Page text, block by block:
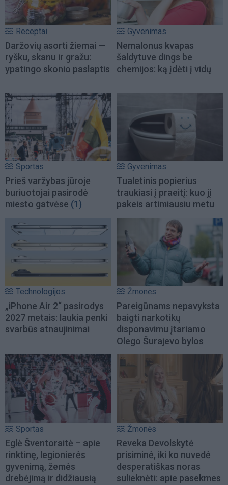
Receptai
Daržovių asorti žiemai —
ryšku, skanu ir gražu:
ypatingo skonio paslaptis
Gyvenimas
Nemalonus kvapas
šaldytuve dings be
chemijos: ką įdėti į vidų
Sportas
Prieš varžybas jūroje
buriuotojai pasirodė
miesto gatvėse (1)
Gyvenimas
Tualetinis popierius
traukiasi į praeitį: kuo jį
pakeis artimiausiu metu
Technologijos
„iPhone Air 2“ pasirodys
2027 metais: laukia penki
svarbūs atnaujinimai
Žmonės
Pareigūnams nepavyksta
baigti narkotikų
disponavimu įtariamo
Olego Šurajevo bylos
Sportas
Eglė Šventoraitė – apie
rinktinę, legionierės
gyvenimą, žemės
drebėjimą ir didžiausią
Žmonės
Reveka Devolskytė
prisiminė, iki ko nuvedė
desperatiškas noras
sulieknėti: apie pasekmes